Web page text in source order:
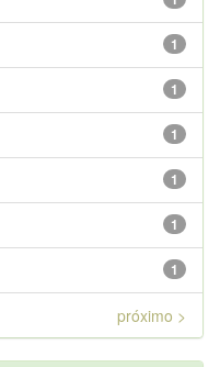
1
1
1
1
1
1
próximo >